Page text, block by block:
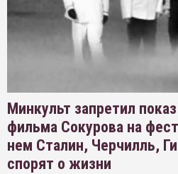
Минкульт запретил
фильма Сокурова на
нем Сталин, Черчилль,
спорят о жизни